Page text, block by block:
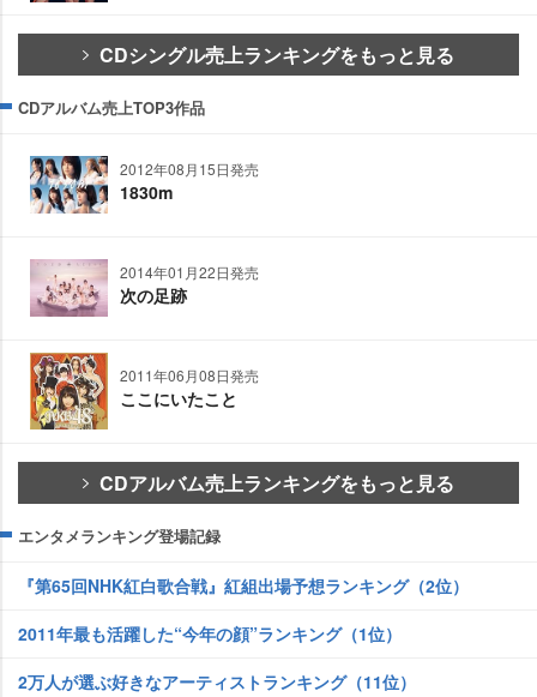
CDシングル売上ランキングをもっと見る
CDアルバム売上TOP3作品
2012年08月15日発売
1830m
2014年01月22日発売
次の足跡
2011年06月08日発売
ここにいたこと
CDアルバム売上ランキングをもっと見る
エンタメランキング登場記録
『第65回NHK紅白歌合戦』紅組出場予想ランキング（2位）
2011年最も活躍した“今年の顔”ランキング（1位）
2万人が選ぶ好きなアーティストランキング（11位）